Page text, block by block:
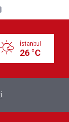
İstanbul
26 °C
ara verdi: ''En az